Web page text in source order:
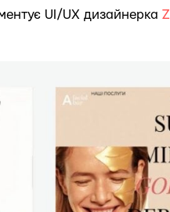
UI/UX дизайнерка